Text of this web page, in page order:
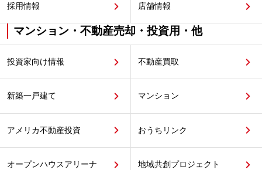
採用情報 店舗情報
マンション・不動産売却・投資用・他
投資家向け情報 不動産買取
新築一戸建て マンション
アメリカ不動産投資 おうちリンク
オープンハウスアリーナ 地域共創プロジェクト